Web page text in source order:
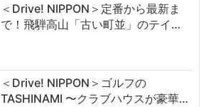
＜Drive! NIPPON＞定番から最新ま
で！飛騨高山「古い町並」のテイ…
＜Drive! NIPPON＞ゴルフの
TASHINAMI 〜クラブハウスが豪華…